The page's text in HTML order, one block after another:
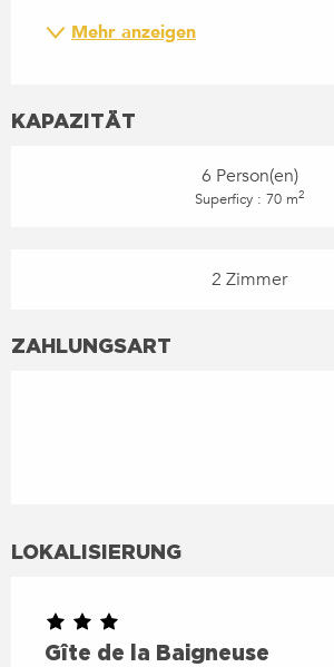
Mehr anzeigen
KAPAZITÄT
6 Person(en)
Superficy : 70 m2
2 Zimmer
ZAHLUNGSART
LOKALISIERUNG
Gîte de la Baigneuse